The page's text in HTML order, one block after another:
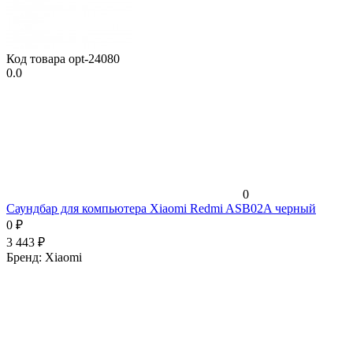
Код товара opt-24080
0.0
0
Саундбар для компьютера Xiaomi Redmi ASB02A черный
0 ₽
3 443 ₽
Бренд: Xiaomi